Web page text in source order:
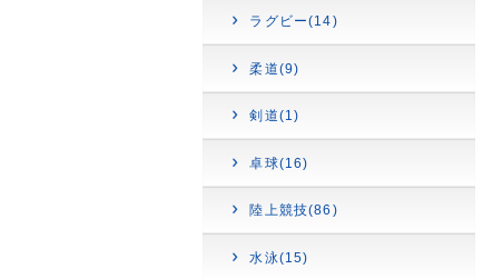
ラグビー(14)
柔道(9)
剣道(1)
卓球(16)
陸上競技(86)
水泳(15)